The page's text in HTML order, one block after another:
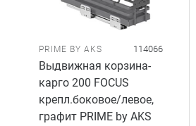
PRIME BY AKS 114066
Выдвижная корзина-
карго 200 FOCUS
крепл.боковое/левое,
графит PRIME by AKS